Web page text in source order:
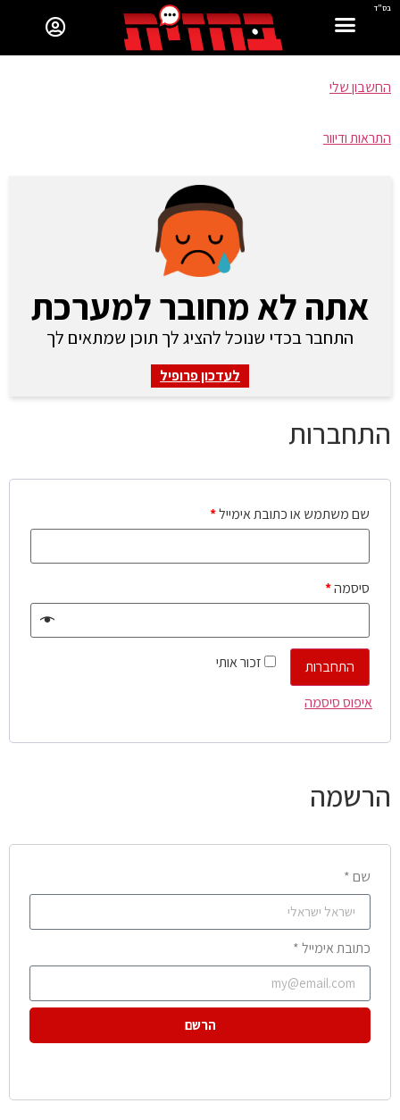
בס"ד
החשבון שלי
התראות ודיוור
אתה לא מחובר למערכת
התחבר בכדי שנוכל להציג לך תוכן שמתאים לך
לעדכון פרופיל
התחברות
שם משתמש או כתובת אימייל*
סיסמה*
זכור אותי
התחברות
איפוס סיסמה
הרשמה
שם *
כתובת אימייל *
הרשם